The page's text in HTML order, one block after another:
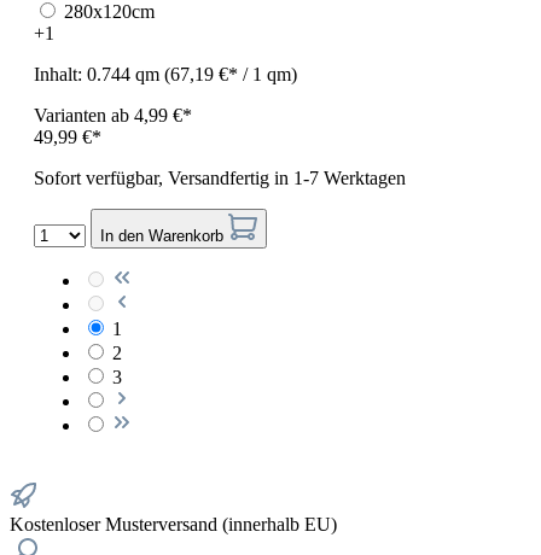
280x120cm
+1
Inhalt: 0.744 qm (67,19 €* / 1 qm)
Varianten ab 4,99 €*
49,99 €*
Sofort verfügbar, Versandfertig in 1-7 Werktagen
In den Warenkorb
1
2
3
Kostenloser Musterversand (innerhalb EU)